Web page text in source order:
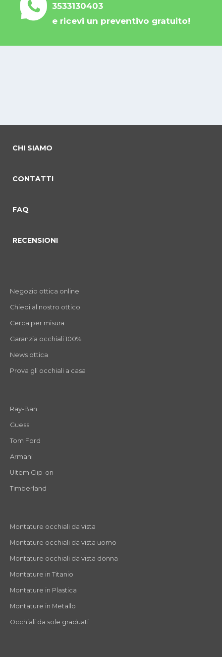
3533130403
e ricevi un preventivo gratuito!
CHI SIAMO
CONTATTI
FAQ
RECENSIONI
Negozio ottica online
Chiedi al nostro ottico
Cerca per misura
Garanzia occhiali 100%
News ottica
Prova gli occhiali a casa
Ray-Ban
Guess
Tom Ford
Armani
Ultem Clip-on
Timberland
Montature occhiali da vista
Montature occhiali da vista uomo
Montature occhiali da vista donna
Montature in Titanio
Montature in Plastica
Montature in Metallo
Occhiali da sole graduati